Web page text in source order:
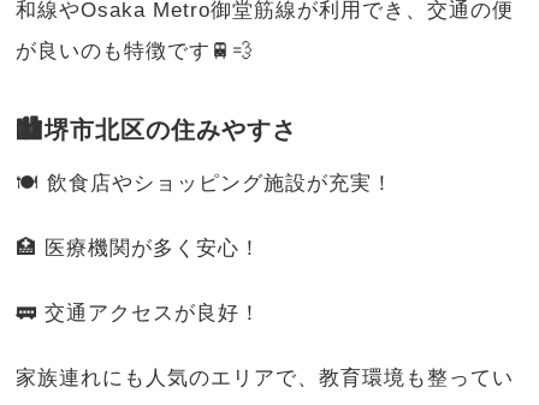
和線やOsaka Metro御堂筋線が利用でき、交通の便
が良いのも特徴です🚆💨
🏙️堺市北区の住みやすさ
🍽️ 飲食店やショッピング施設が充実！
🏥 医療機関が多く安心！
🚃 交通アクセスが良好！
家族連れにも人気のエリアで、教育環境も整ってい